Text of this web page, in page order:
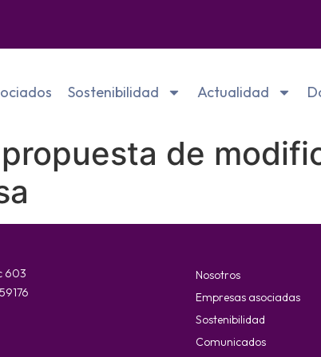
Sostenibilidad Actualidad
de
603
Nosotros
Empresas asociadas
Sostenibilidad
Comunicados